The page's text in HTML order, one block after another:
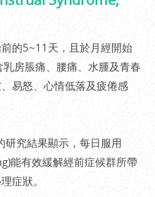
的5~11天，且於月經開始
房脹痛、腰痛、水腫及青春
易怒、心情低落及疲倦感
究結果顯示，每日服用
能有效緩解經前症候群所帶
症狀。